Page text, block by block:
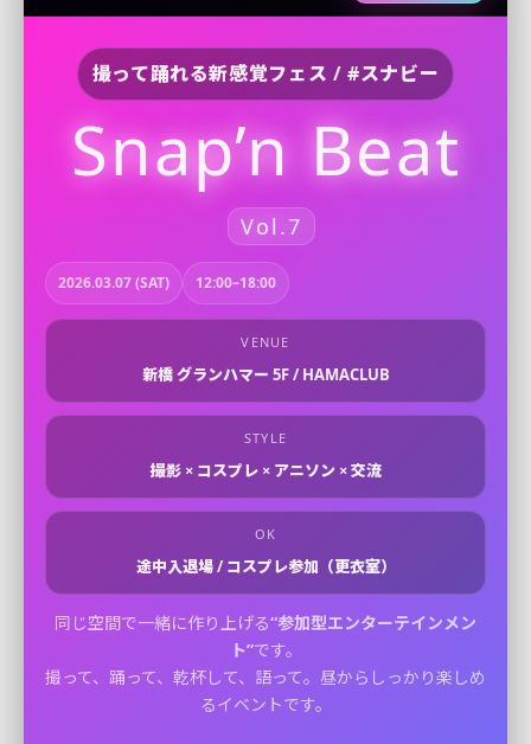
撮って踊れる新感覚フェス / #スナビー
Snap’n Beat
Vol.7
2026.03.07 (SAT) 12:00–18:00
VENUE
新橋 グランハマー 5F / HAMACLUB
STYLE
撮影 × コスプレ × アニソン × 交流
OK
途中入退場 / コスプレ参加（更衣室）
同じ空間で一緒に作り上げる“参加型エンターテインメン
ト”です。
撮って、踊って、乾杯して、語って。昼からしっかり楽しめ
るイベントです。